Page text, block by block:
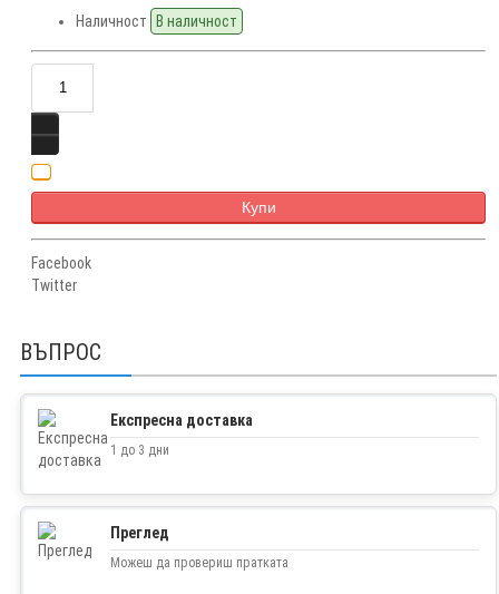
Наличност В наличност
Купи
Facebook
Twitter
ВЪПРОС
Експресна доставка
1 до 3 дни
Преглед
Можеш да провериш пратката